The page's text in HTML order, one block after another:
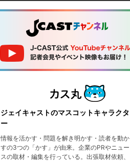
ジェイキャストのマスコットキャラクタ
ー
情報を活かす・問題を解き明かす・読者を動か
すの3つの「かす」が由来。企業のPRやニュー
スの取材・編集を行っている。出張取材依頼、